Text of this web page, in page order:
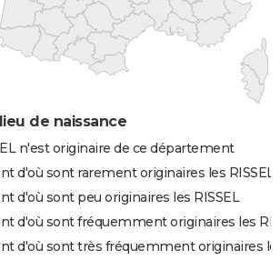
de naissance
n'est originaire de ce département
d'où sont rarement originaires les RISSEL
d'où sont peu originaires les RISSEL
d'où sont fréquemment originaires les
d'où sont très fréquemment originaires